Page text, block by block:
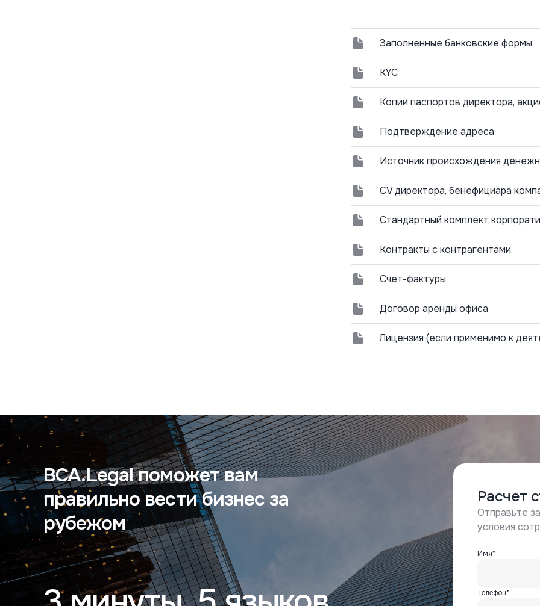
Заполненные банковские формы
KYC
Копии паспортов директора,
Подтверждение адреса
Источник происхождения
CV директора, бенефициара
Стандартный комплект
Контракты с контрагентами
Счет-фактуры
Договор аренды офиса
Лицензия (если применимо к
BCA.Legal поможет вам
правильно вести бизнес за
рубежом
Расчет
Отправьте
условия
Имя*
Телефон*